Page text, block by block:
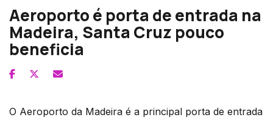
Aeroporto é porta de entrada na
Madeira, Santa Cruz pouco
beneficia
O Aeroporto da Madeira é a principal porta de entrada